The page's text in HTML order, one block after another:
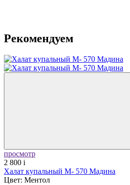
Рекомендуем
просмотр
2 800 i
Халат купальный М- 570 Мадина
Цвет: Ментол